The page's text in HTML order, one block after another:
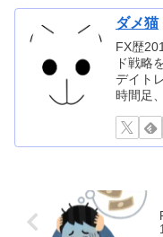
ダメ猫
FX歴
ド戦略
デイト
時間足